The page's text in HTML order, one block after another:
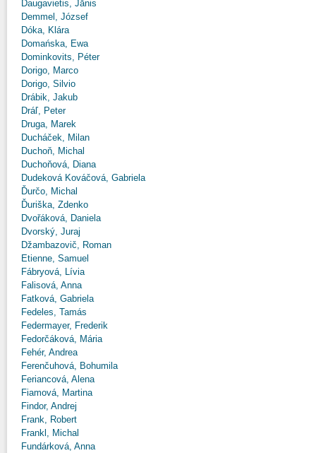
Daugavietis, Jānis
Demmel, József
Dóka, Klára
Domańska, Ewa
Dominkovits, Péter
Dorigo, Marco
Dorigo, Silvio
Drábik, Jakub
Dráľ, Peter
Druga, Marek
Ducháček, Milan
Duchoň, Michal
Duchoňová, Diana
Dudeková Kováčová, Gabriela
Ďurčo, Michal
Ďuriška, Zdenko
Dvořáková, Daniela
Dvorský, Juraj
Džambazovič, Roman
Etienne, Samuel
Fábryová, Lívia
Falisová, Anna
Fatková, Gabriela
Fedeles, Tamás
Federmayer, Frederik
Fedorčáková, Mária
Fehér, Andrea
Ferenčuhová, Bohumila
Feriancová, Alena
Fiamová, Martina
Findor, Andrej
Frank, Robert
Frankl, Michal
Fundárková, Anna